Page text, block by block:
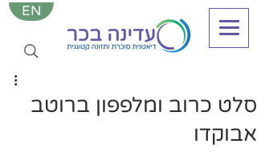
EN
סלט כרוב ומלפפון ברוטב
אבוקדו